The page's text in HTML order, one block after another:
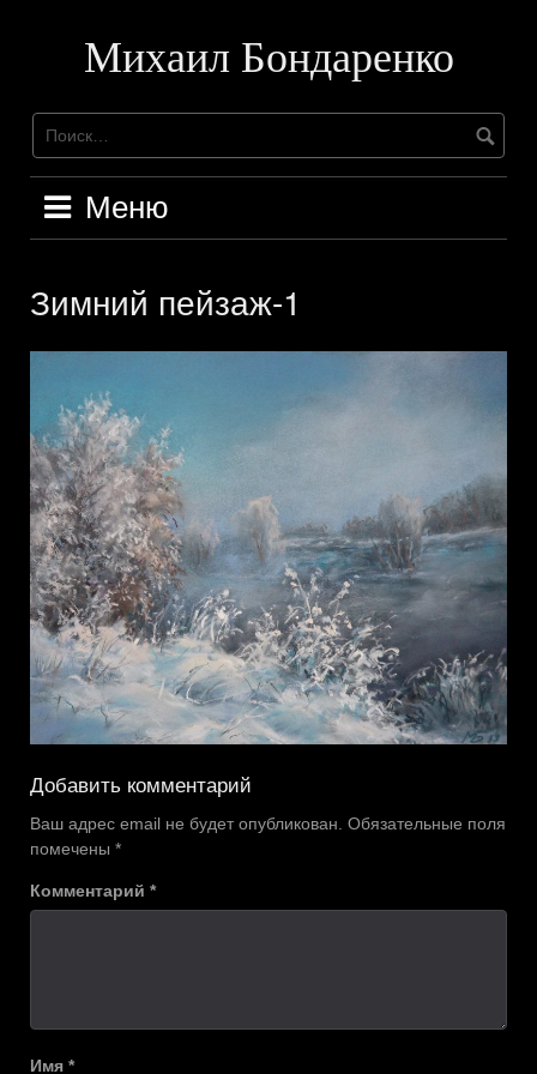
содержимомуМихаил Бондаренко
Меню
Зимний пейзаж-1
Добавить комментарий
Ваш адрес email не будет опубликован. Обязательные поля
помечены *
Комментарий *
Имя *